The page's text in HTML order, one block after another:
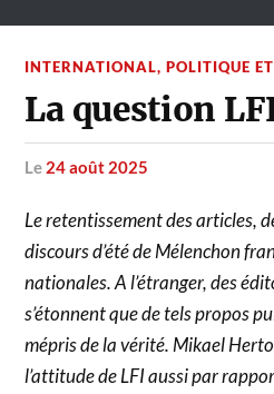
INTERNATIONAL,POLITIQUE
La question
le 24 août 2025
Le retentissement des articles,
discours d’été de Mélenchon
nationales. A l’étranger, des
s’étonnent que de tels propos
mépris de la vérité. Mikael
l’attitude de LFI aussi par